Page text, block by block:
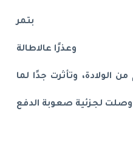
بتمر
وعذرًا عالاطالة
ولادتي بعد ١١ يوم من الولادة، وتأثرت جدًا لما